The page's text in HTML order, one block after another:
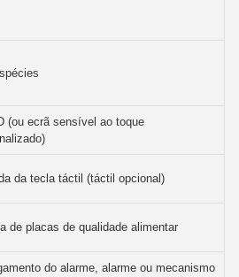
(ou ecrã sensível ao toque
da tecla táctil (táctil opcional)
de placas de qualidade alimentar
do alarme, alarme ou mecanismo